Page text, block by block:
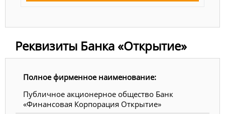
Реквизиты Банка «Открытие»
Полное фирменное наименование:
Публичное акционерное общество Банк
«Финансовая Корпорация Открытие»